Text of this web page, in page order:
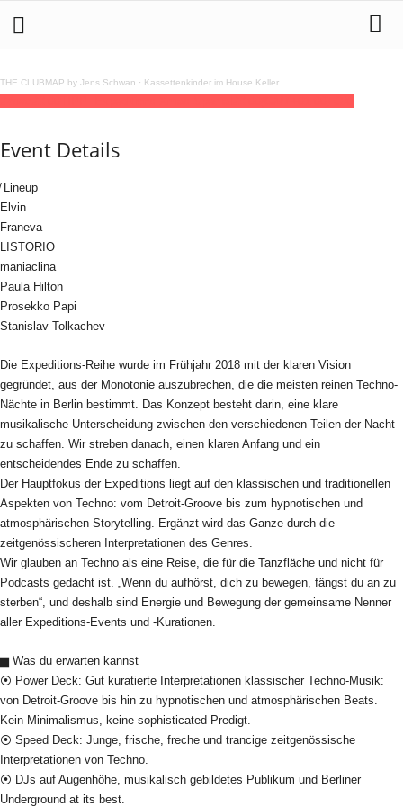
THE CLUBMAP by Jens Schwan · Kassettenkinder im House Keller
Event Details
̸ Lineup
Elvin
Franeva
LISTORIO
maniaclina
Paula Hilton
Prosekko Papi
Stanislav Tolkachev
Die Expeditions-Reihe wurde im Frühjahr 2018 mit der klaren Vision
gegründet, aus der Monotonie auszubrechen, die die meisten reinen Techno-
Nächte in Berlin bestimmt. Das Konzept besteht darin, eine klare
musikalische Unterscheidung zwischen den verschiedenen Teilen der Nacht
zu schaffen. Wir streben danach, einen klaren Anfang und ein
entscheidendes Ende zu schaffen.
Der Hauptfokus der Expeditions liegt auf den klassischen und traditionellen
Aspekten von Techno: vom Detroit-Groove bis zum hypnotischen und
atmosphärischen Storytelling. Ergänzt wird das Ganze durch die
zeitgenössischeren Interpretationen des Genres.
Wir glauben an Techno als eine Reise, die für die Tanzfläche und nicht für
Podcasts gedacht ist. „Wenn du aufhörst, dich zu bewegen, fängst du an zu
sterben“, und deshalb sind Energie und Bewegung der gemeinsame Nenner
aller Expeditions-Events und -Kurationen.
▆ Was du erwarten kannst
⦿ Power Deck: Gut kuratierte Interpretationen klassischer Techno-Musik:
von Detroit-Groove bis hin zu hypnotischen und atmosphärischen Beats.
Kein Minimalismus, keine sophisticated Predigt.
⦿ Speed Deck: Junge, frische, freche und trancige zeitgenössische
Interpretationen von Techno.
⦿ DJs auf Augenhöhe, musikalisch gebildetes Publikum und Berliner
Underground at its best.